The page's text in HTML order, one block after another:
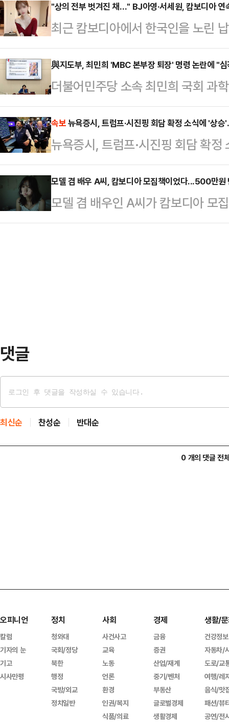
부사관 A(43·남)씨와 병사 B(24·
내렸다.제15고사특과연대 소속인
4일 당직 근무 중 부대에서 성관계
부대에 스스로 신고하면서 드러났
고 반성의 뜻을 나타내고 있다"고
"상의 전부 벗겨진 채…" BJ아영·서세원, 캄보디아 연
최근 캄보디아에서 한국인을 노린
년 전 고(故) BJ아영(본명 변아영)
변씨는 지난 2023년 6월2일 지인
도 프놈펜 인근 칸달주의 한 공사장
태로 발견됐다.캄보디아 현지 경찰
체포했다. 이들은 변씨가 자신들이
던 중 발작을 일으켜 사망했으며 이
지만 시신 발견 …
與지도부, 최민희 'MBC 본부장 퇴장' 명령 논란에 "
더불어민주당 소속 최민희 국회 과
로 열린 MBC 국정감사에서 자신에
장시킨 데 대해 여당 내에서도 최
다. 하지만 최 위원장은 "필요하다
있다.문진석 민주당 원내운영수석
위원장과 관련된 논란에 대해 "원
"조만간 김병기 원내대표의 의견
의원도 이날 CBS …
속보뉴욕증시, 트럼프·시진핑 회담 확정 소식에 '
뉴욕증시, 트럼프·시진핑 회담 확
모델 겸 배우 A씨, 캄보디아 모집책이었다...500만원
모델 겸 배우인 A씨가 캄보디아 모
일고 있다.22일 동아일보에 따르면
댓글
최신순 찬성순 반대순
0 개의 댓글 전
오피니언
칼럼
기자의 눈
기고
시사만평
정치
청와대
국회/정당
북한
행정
국방/외교
정치일반
사회
사건사고
교육
노동
언론
환경
인권/복지
식품/의료
경제
금융
증권
산업/재계
중기/벤처
부동산
글로벌경제
생활경제
생활/
건강정보
자동차/
도로/교
여행/레
음식/맛
패션/뷰
공연/전